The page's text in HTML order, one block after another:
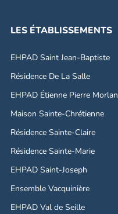
LES ÉTABLISSEMENTS
EHPAD Saint Jean-Baptiste
Résidence De La Salle
EHPAD Étienne Pierre
Maison Sainte-Chrétienne
Résidence Sainte-Claire
Résidence Sainte-Marie
EHPAD Saint-Joseph
Ensemble Vacquinière
EHPAD Val de Seille